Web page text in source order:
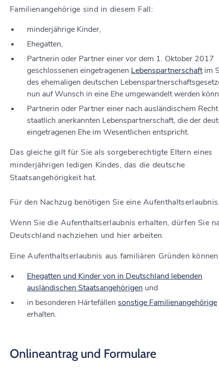
Familienangehörige sind in diesem Fall:
minderjährige Kinder,
Ehegatten,
Partnerin oder Partner einer vor dem 1. Oktober 2017
geschlossenen eingetragenen Lebenspartnerschaftim
des ehemaligen deutschen
nun auf Wunsch in eine Ehe umgewandelt werden
Partnerin oder Partner einer nach ausländischem Recht
staatlich anerkannten Lebenspartnerschaft, die der
eingetragenen Ehe im Wesentlichen entspricht.
Das gleiche gilt für Sie als sorgeberechtigte Eltern eines
minderjährigen ledigen Kindes, das die deutsche
Staatsangehörigkeit hat.
Für den Nachzug benötigen Sie eine
Wenn Sie die Aufenthaltserlaubnis erhalten, dürfen Sie
Deutschland nachziehen und hier arbeiten.
Eine Aufenthaltserlaubnis aus familiären Gründen
Ehegatten und Kinder von in Deutschland lebenden
ausländischen Staatsangehörigen und
in besonderen Härtefällen sonstige Familienangehörige
erhalten.
Onlineantrag und Formulare